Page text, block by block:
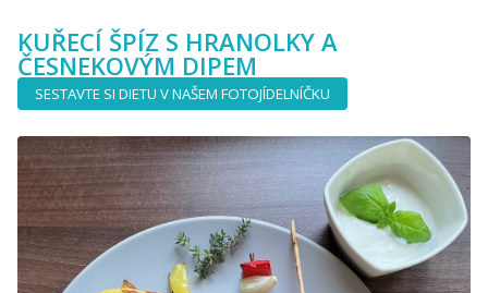
KUŘECÍ ŠPÍZ S HRANOLKY A
ČESNEKOVÝM DIPEM
SESTAVTE SI DIETU V NAŠEM FOTOJÍDELNÍČKU